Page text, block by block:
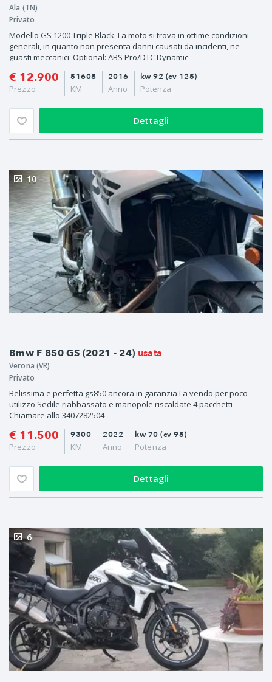
Ala (TN)
Privato
Modello GS 1200 Triple Black. La moto si trova in ottime condizioni
generali, in quanto non presenta danni causati da incidenti, ne
guasti meccanici. Optional: ABS Pro/DTC Dynamic
€ 12.900
Prezzo
2016
Anno
51608
KM
kw 92 (cv 125)
Potenza
Dettagli
Bmw F 850 GS (2021 - 24) usata
10
Verona (VR)
Privato
Belissima e perfetta gs850 ancora in garanzia La vendo per poco
utilizzo Sedile riabbassato e manopole riscaldate 4 pacchetti
Chiamare allo 3407282504
€ 11.500
Prezzo
2022
Anno
9300
KM
kw 70 (cv 95)
Potenza
Dettagli
6